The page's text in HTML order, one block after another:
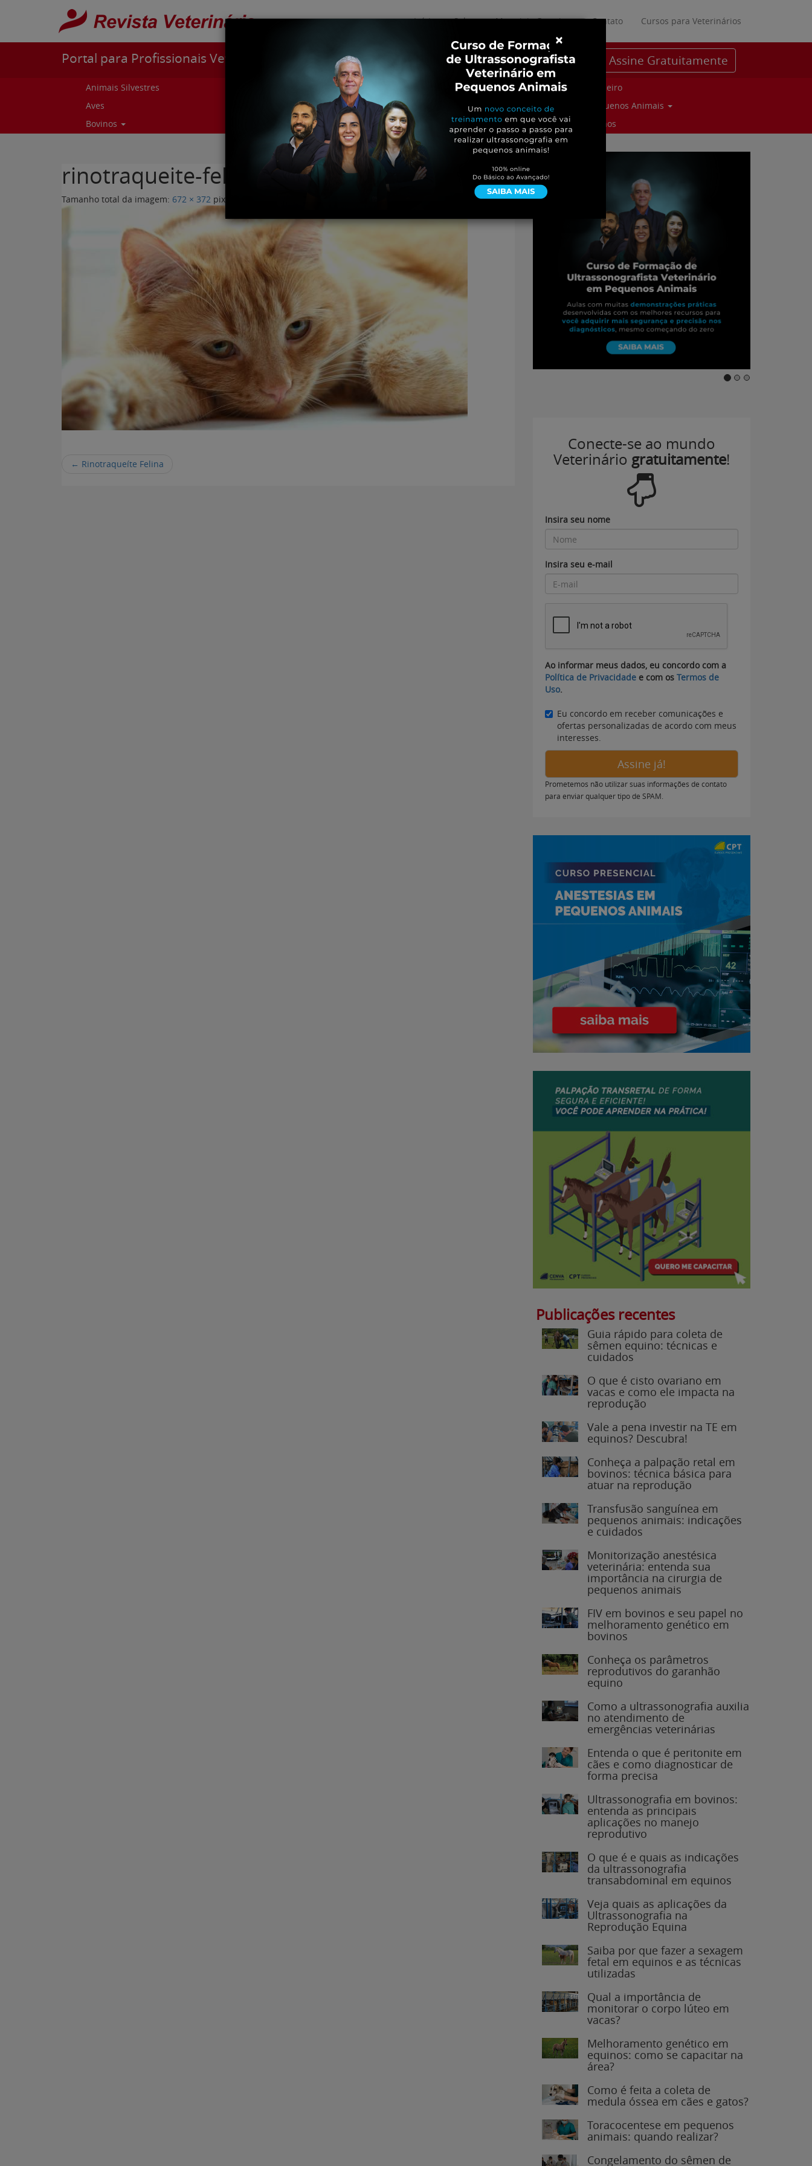
Pular para o conteúdo
Início Sobre Materiais Gratuitos Contato Cursos para Veterinários
Portal para Profissionais Veterinários Assine Gratuitamente
Animais Silvestres
Aves
Bovinos
Curiosidades
Cursos e Eventos
Entrevistas
Genética e Tecnologia
Parceiro
Pequenos Animais
Suinos
rinotraqueite-felina.jpg
Tamanho total da imagem: 672 × 372 pixels
← Rinotraqueíte Felina
Conecte-se ao mundo
Veterinário gratuitamente!
Insira seu nome
Insira seu e-mail
Ao informar meus dados, eu concordo com a
Política de Privacidade e com os Termos de
Uso.
Eu concordo em receber comunicações e
ofertas personalizadas de acordo com meus
interesses.
Assine já!
Prometemos não utilizar suas informações de contato
para enviar qualquer tipo de SPAM.
Publicações recentes
Guia rápido para coleta de
sêmen equino: técnicas e
cuidados
O que é cisto ovariano em
vacas e como ele impacta na
reprodução
Vale a pena investir na TE em
equinos? Descubra!
Conheça a palpação retal em
bovinos: técnica básica para
atuar na reprodução
Transfusão sanguínea em
pequenos animais: indicações
e cuidados
Monitorização anestésica
veterinária: entenda sua
importância na cirurgia de
pequenos animais
FIV em bovinos e seu papel no
melhoramento genético em
bovinos
Conheça os parâmetros
reprodutivos do garanhão
equino
Como a ultrassonografia auxilia
no atendimento de
emergências veterinárias
Entenda o que é peritonite em
cães e como diagnosticar de
forma precisa
Ultrassonografia em bovinos:
entenda as principais
aplicações no manejo
reprodutivo
O que é e quais as indicações
da ultrassonografia
transabdominal em equinos
Veja quais as aplicações da
Ultrassonografia na
Reprodução Equina
Saiba por que fazer a sexagem
fetal em equinos e as técnicas
utilizadas
Qual a importância de
monitorar o corpo lúteo em
vacas?
Melhoramento genético em
equinos: como se capacitar na
área?
Como é feita a coleta de
medula óssea em cães e gatos?
Toracocentese em pequenos
animais: quando realizar?
Congelamento do sêmen de
×